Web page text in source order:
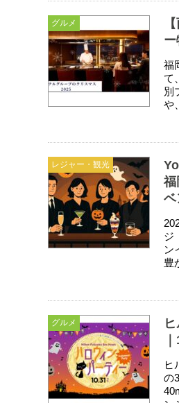
グルメ
福
て
別
や
レジャー・観光
福
ベ
ジ
ン
豊
グルメ
ヒ
の